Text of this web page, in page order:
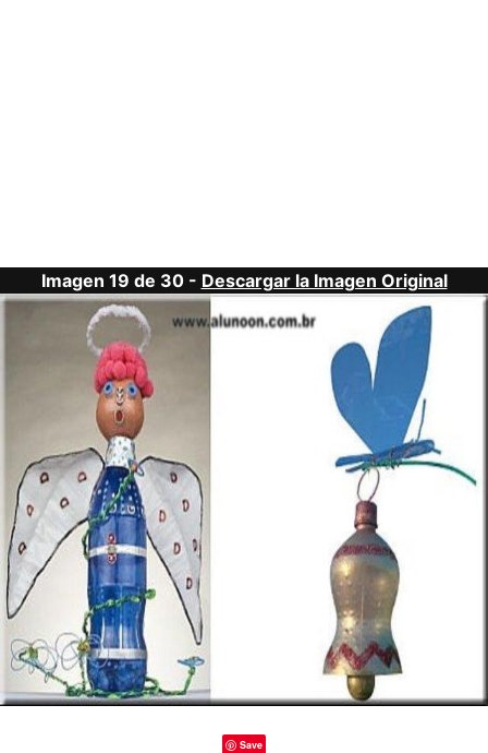
Imagen 19 de 30 - Descargar la Imagen Original
Save